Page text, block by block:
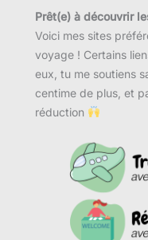
Prêt(e) à découvrir
Voici mes sites
voyage ! Certains
eux, tu me soutiens
centime de plus, et
réduction